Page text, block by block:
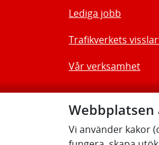
Vi använder kakor
Lediga jobb
Trafikverkets
Vår verksamhet